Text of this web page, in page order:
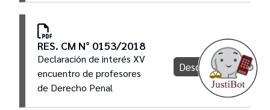
RES. CM N° 0153/2018
Declaración de interés XV
encuentro de profesores
de Derecho Penal
Descargar